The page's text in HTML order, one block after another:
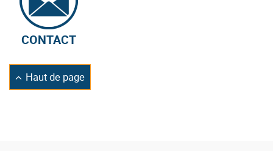
CONTACT
Retourner
en
Haut de page